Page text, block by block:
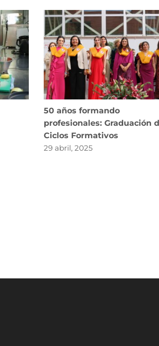
50 años formando
profesionales: Graduación
Ciclos Formativos
29 abril, 2025